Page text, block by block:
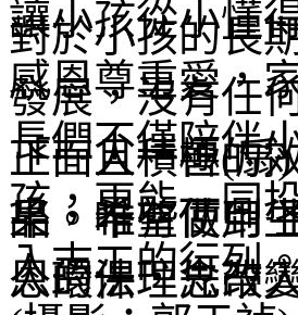
「一人一善(扇
品，希望做到
恩環保理念帶